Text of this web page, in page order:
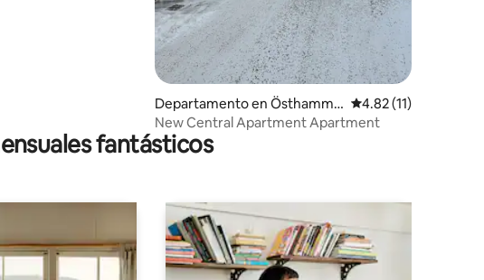
Departamento en Östhamma
r
Calificación
4.82 (11)
New Central Apartment Apartment
fantásticos